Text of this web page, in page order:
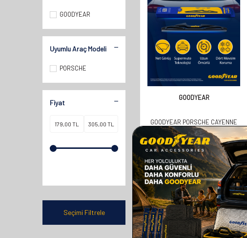
GOODYEAR
Uyumlu Araç Modeli
PORSCHE
Fiyat
Seçimi Filtrele
GOODYEAR
GOODYEAR PORSCHE CAYENNE
SUV 2011-2017 ARASI UYUMLU
ARKA SILECEK (300MM)
358,00TL
179,00TL